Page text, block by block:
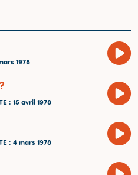
1978
: 15 avril 1978
: 4 mars 1978